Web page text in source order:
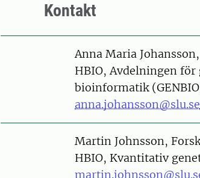
Kontakt
PersonAnna Maria
HBIO, Avdelningen
bioinformatik
anna.johansson@slu.se
PersonMartin Johnsson,
HBIO, Kvantitativ